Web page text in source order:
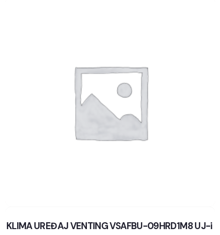
KLIMA UREĐAJ VENTING VSAFBU-09HRD1M8 UJ-i